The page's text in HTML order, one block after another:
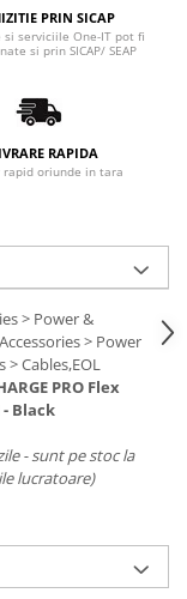
PRIN SICAP
si serviciile One-IT pot fi
si prin SICAP/ SEAP
RAPIDA
rapid oriunde in tara
> Power &
> Power
> Cables,EOL
PRO Flex
- Black
- sunt pe stoc la
lucratoare)